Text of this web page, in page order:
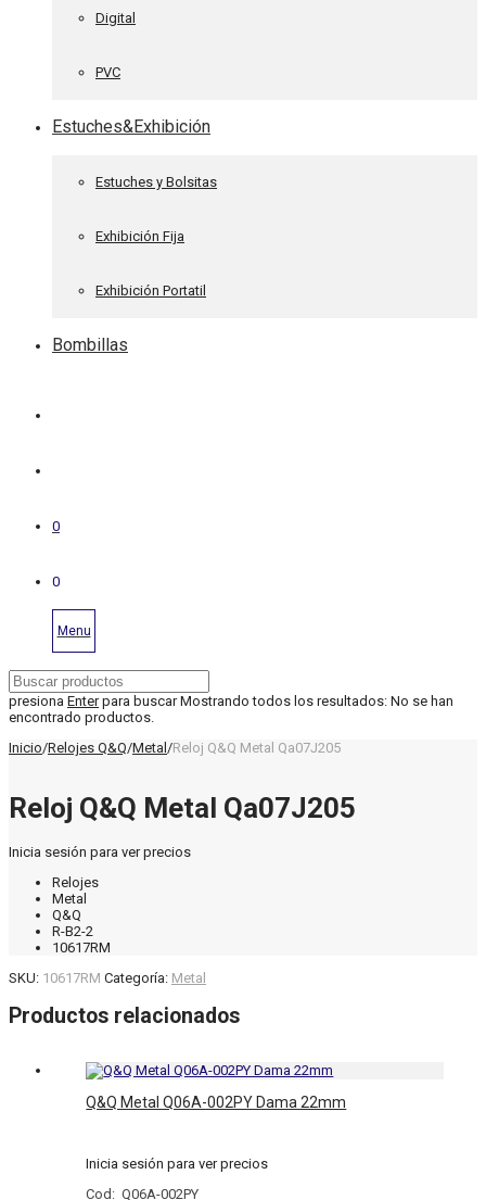
Digital
PVC
Estuches&Exhibición
Estuches y Bolsitas
Exhibición Fija
Exhibición Portatil
Bombillas
0
0
Menu
presiona Enterpara buscar Mostrando todos los resultados: No se han
encontrado productos.
Inicio/Relojes Q&Q/Metal /Reloj Q&Q Metal Qa07J205
Reloj Q&Q Metal Qa07J205
Inicia sesión para ver precios
Relojes
Metal
Q&Q
R-B2-2
10617RM
SKU: 10617RM Categoría: Metal
Productos relacionados
Q&Q Metal Q06A-002PY Dama 22mm
Inicia sesión para ver precios
Cod: Q06A-002PY